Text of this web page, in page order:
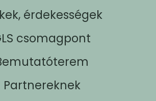
érdekességek
csomagpont
Partnereknek